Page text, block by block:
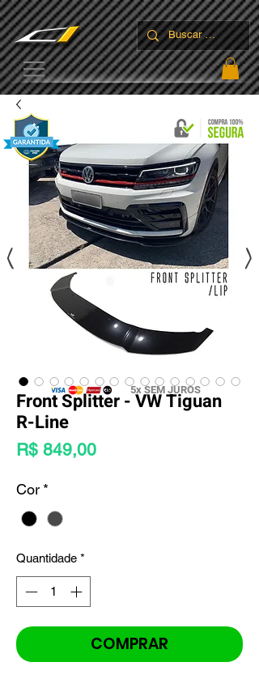
UA-136337164-1
Front Splitter - VW Tiguan
R-Line
R$ 849,00Preço
Cor *
Quantidade *
COMPRAR
>
<
5x SEM JUROS